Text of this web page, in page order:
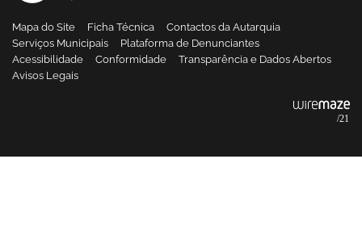
Mapa do Site Ficha Técnica
Contactos da Autarquia
Serviços Municipais
Plataforma de Denunciantes
Acessibilidade
Conformidade
Transparência e Dados Abertos
Avisos Legais